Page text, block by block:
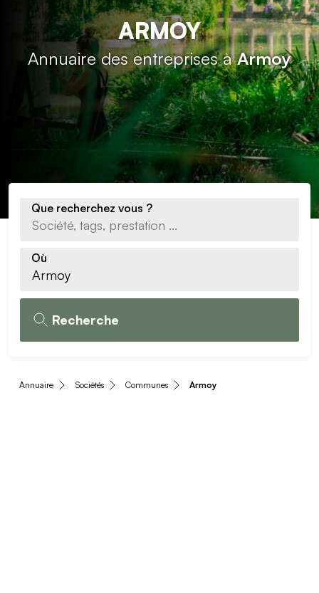
ARMOY
Annuaire des entreprises àArmoy
Que recherchez vous ?
Où
Recherche
Annuaire Sociétés Communes Armoy